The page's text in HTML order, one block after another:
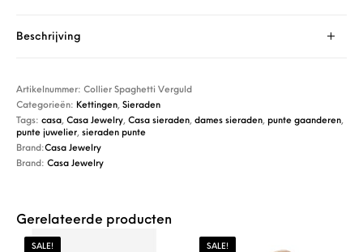
Beschrijving
Artikelnummer:Collier Spaghetti Verguld
Categorieën: Kettingen,Sieraden
Tags:casa,Casa Jewelry,Casa sieraden,dames sieraden, punte gaanderen,
punte juwelier,sieraden punte
Brand:Casa Jewelry
Brand:Casa Jewelry
Gerelateerde producten
SALE! SALE!